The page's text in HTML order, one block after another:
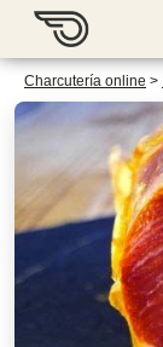
Charcutería online >